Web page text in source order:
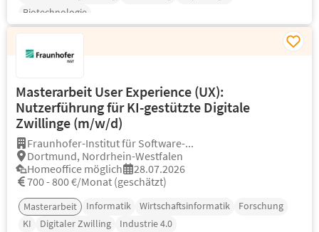
Biotechnologie
Masterarbeit User Experience (UX):
Nutzerführung für KI-gestützte Digitale
Zwillinge (m/w/d)
Fraunhofer-Institut für Software-...
Dortmund, Nordrhein-Westfalen
Homeoffice möglich
28.07.2026
700 - 800 €/Monat (geschätzt)
Masterarbeit Informatik Wirtschaftsinformatik
Forschung
KI
Digitaler Zwilling Industrie 4.0